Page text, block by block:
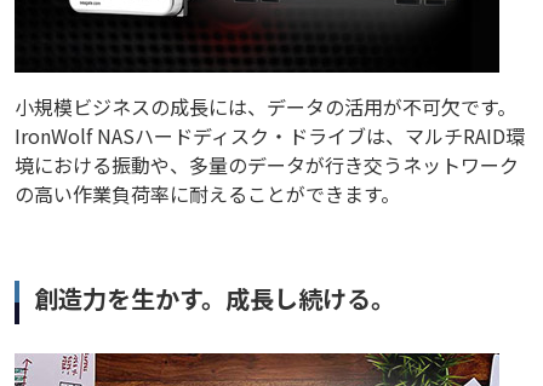
小規模ビジネスの成長には、データの活用が不可欠です。
IronWolf NASハードディスク・ドライブは、マルチRAID環
境における振動や、多量のデータが行き交うネットワーク
の高い作業負荷率に耐えることができます。
創造力を生かす。成長し続ける。